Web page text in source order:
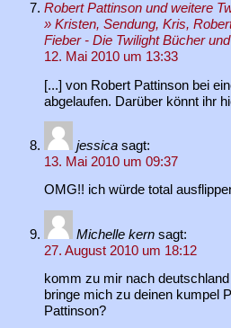
Robert Pattinson und weitere
» Kristen, Sendung, Kris,
Fieber - Die Twilight Bücher
12. Mai 2010 um 13:33
[...] von Robert Pattinson bei
abgelaufen. Darüber könnt ihr
jessica sagt:
13. Mai 2010 um 09:37
OMG!! ich würde total
Michelle kern sagt:
27. August 2010 um 18:12
komm zu mir nach
bringe mich zu deinen kumpel
Pattinson?